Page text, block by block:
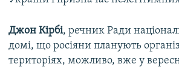
Джон Кірбі, речник Ради
домі, що росіяни планують
територіях, можливо, вже у